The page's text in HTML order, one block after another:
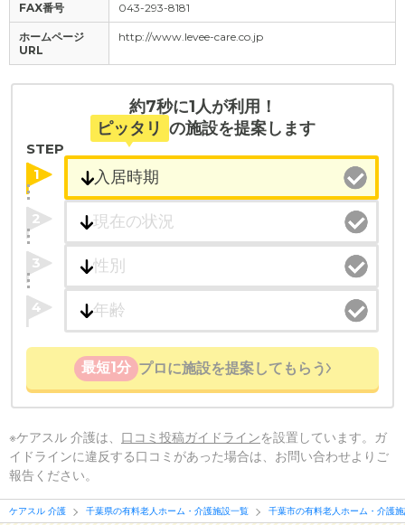
FAX番号 043-293-8181
ホームページ
URL
http://www.levee-care.co.jp
約7秒に1人が利用！
ピッタリ の施設を提案します
STEP
1
2
3
4
最短1分 プロに施設を提案してもらう
※ケアスル 介護は、 口コミ投稿ガイドラインを設置しています。ガ
イドラインに違反する口コミがあった場合は、お問い合わせよりご
報告ください。
ケアスル 介護 千葉県の有料老人ホーム・介護施設一覧 千葉市の有料老人ホーム・介護